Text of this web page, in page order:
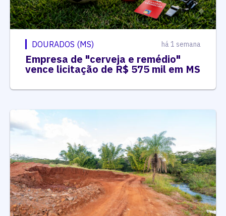
DOURADOS (MS) há 1 semana
Empresa de "cerveja e remédio"
vence licitação de R$ 575 mil em MS